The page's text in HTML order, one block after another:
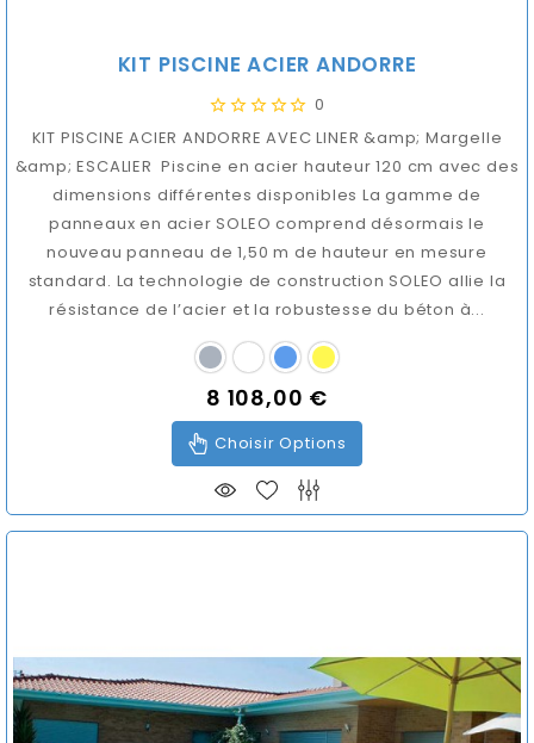
KIT PISCINE ACIER ANDORRE
0
KIT PISCINE ACIER ANDORRE AVEC LINER &amp; Margelle
&amp; ESCALIER Piscine en acier hauteur 120 cm avec des
dimensions différentes disponibles La gamme de
panneaux en acier SOLEO comprend désormais le
nouveau panneau de 1,50 m de hauteur en mesure
standard. La technologie de construction SOLEO allie la
résistance de l’acier et la robustesse du béton à...
Prix
8 108,00 €
Choisir Options